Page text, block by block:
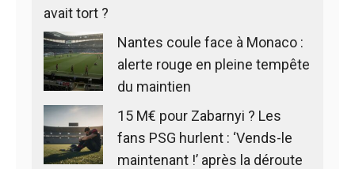
avait tort ?
Nantes coule face à Monaco :
alerte rouge en pleine tempête
du maintien
15 M€ pour Zabarnyi ? Les
fans PSG hurlent : ‘Vends-le
maintenant !’ après la déroute